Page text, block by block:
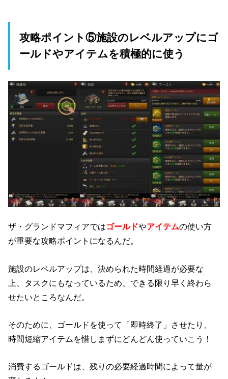
攻略ポイント⑤施設のレベルアップにゴ
ールドやアイテムを積極的に使う
ザ・グランドマフィアではゴールドやアイテムの使い方
が重要な攻略ポイントになるんだ。
施設のレベルアップは、決められた時間経過が必要な
上、タスクにもなっているため、できる限り早く終わら
せたいところなんだ。
そのために、ゴールドを使って「即時終了」させたり、
時間短縮アイテムを惜しまずにどんどん使っていこう！
消費するゴールドは、残りの必要経過時間によって量が